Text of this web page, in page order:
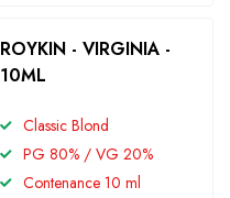
ROYKIN - VIRGINIA -
10ML
Classic Blond
PG 80% / VG 20%
Contenance 10 ml